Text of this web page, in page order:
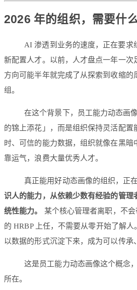
2026 年的组织，需要什
AI 渗透到业务的速度，正在要求
新配置人才。以前，人才盘点一年一次
方向可能半年就完成了从探索到收缩的
组。
在这个背景下，员工能力动态画
的锦上添花」，而是组织保持灵活配置
时、可信的能力数据，组织就像在黑
靠运气，浪费大量优秀人才。
真正能用好动态画像的组织，正
识人的能力，从依赖少数有经验的管理
统性能力。
某个核心管理者离职，不
的 HRBP 上任，不需要从零开始了解
以数据的形式沉淀下来，成为可以传承
这是员工能力动态画像这个概念
所在。